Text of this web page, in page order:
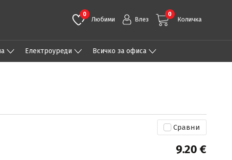
0
Любими Влез
0
Количка
Eлектроуреди Всичко за офиса
Сравни
9.20 €